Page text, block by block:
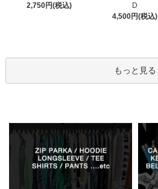
2,750円(税込)
D
4,500円(税込)
もっと見る